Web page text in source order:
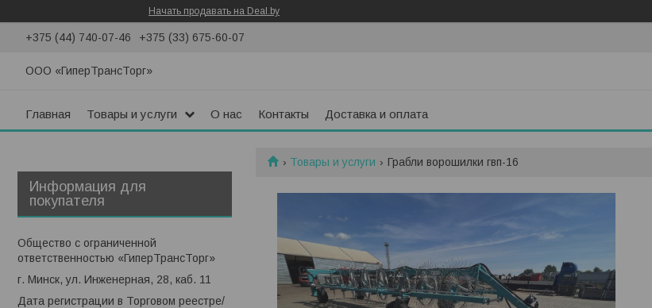
Начать продавать на Deal.by
+375 (44) 740-07-46 +375 (33) 675-60-07
ООО «ГиперТрансТорг»
Главная Товары и услуги О нас Контакты Доставка и оплата
Товары и услуги Грабли ворошилки гвп-16
Информация для
покупателя
Общество с ограниченной
ответственностью «ГиперТрансТорг»
г. Минск, ул. Инженерная, 28, каб. 11
Дата регистрации в Торговом реестре/